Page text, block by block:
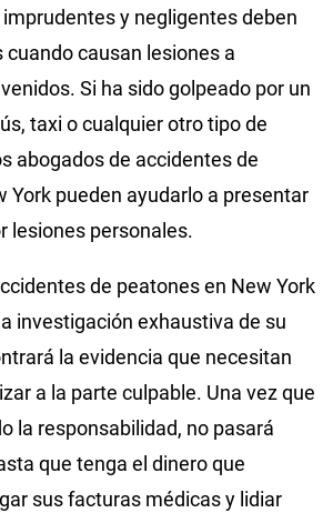
y negligentes deben
cuando causan lesiones a
Si ha sido golpeado por un
taxi o cualquier otro tipo de
abogados de accidentes de
York pueden ayudarlo a presentar
lesiones personales.
de peatones en New York
investigación exhaustiva de su
la evidencia que necesitan
a la parte culpable. Una vez que
la responsabilidad, no pasará
que tenga el dinero que
sus facturas médicas y lidiar